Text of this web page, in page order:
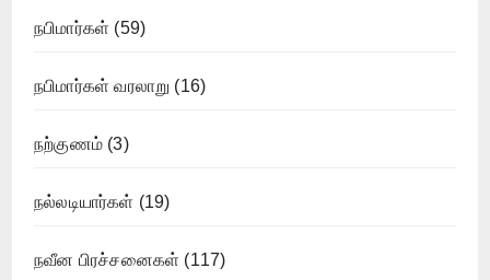
நபிமார்கள் (59)
நபிமார்கள் வரலாறு (16)
நற்குணம் (3)
நல்லடியார்கள் (19)
நவீன பிரச்சனைகள் (117)